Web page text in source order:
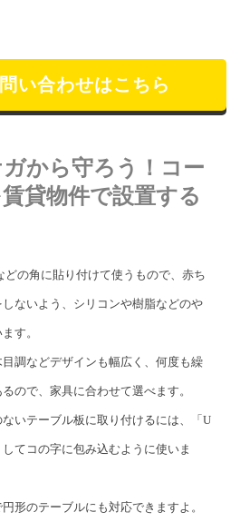
い合わせはこちら
から守ろう！コー
貸物件で設置する
どの角に貼り付けて使うもので、赤ち
ないよう、シリコンや樹脂などのや
す。
調などデザインも幅広く、何度も繰
ので、家具に合わせて選べます。
いテーブル板に取り付けるには、「U
てコの字に包み込むように使いま
形のテーブルにも対応できますよ。